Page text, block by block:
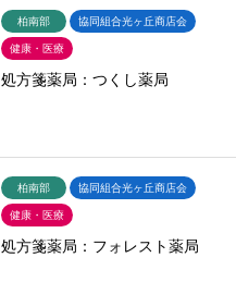
柏南部 協同組合光ヶ丘商店会
健康・医療
処方箋薬局：つくし薬局
柏南部 協同組合光ヶ丘商店会
健康・医療
処方箋薬局：フォレスト薬局